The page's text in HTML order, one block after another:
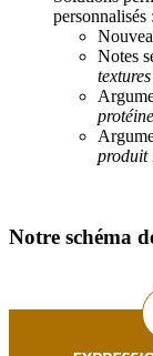
personnalisés :
Notes
produit
Notre schéma